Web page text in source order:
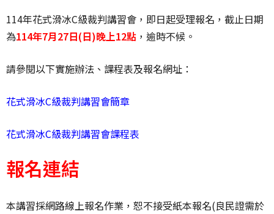
114年花式滑冰C級裁判講習會，即日起受理報名，截止日期
為114年7月27日(日)晚上12點 ，逾時不候。
請參閱以下實施辦法、課程表及報名網址：
花式滑冰C級裁判講習會簡章
花式滑冰C級裁判講習會課程表
報名連結
本講習採網路線上報名作業，恕不接受紙本報名(良民證需於